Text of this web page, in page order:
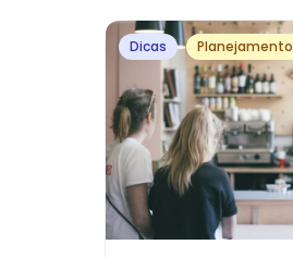
Dicas Planejamento